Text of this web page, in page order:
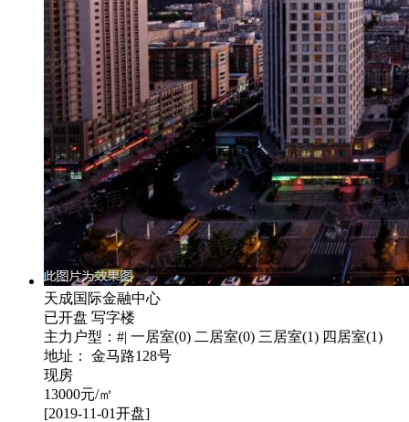
天成国际金融中心
已开盘 写字楼
主力户型：#| 一居室(0) 二居室(0) 三居室(1) 四居室(1)
地址： 金马路128号
现房
13000元/㎡
[2019-11-01开盘]